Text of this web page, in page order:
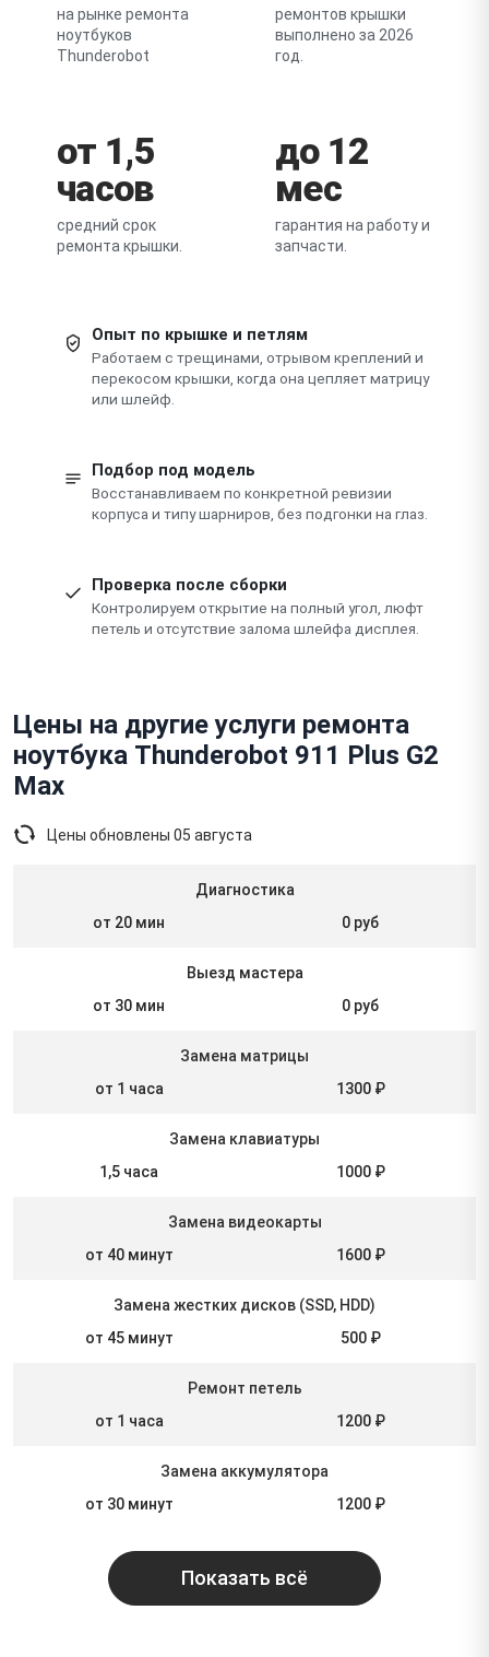
на рынке ремонта
ноутбуков
Thunderobot
ремонтов крышки
выполнено за 2026
год.
от 1,5
часов
средний срок
ремонта крышки.
до 12
мес
гарантия на работу и
запчасти.
Опыт по крышке и петлям
Работаем с трещинами, отрывом креплений и
перекосом крышки, когда она цепляет матрицу
или шлейф.
Подбор под модель
Восстанавливаем по конкретной ревизии
корпуса и типу шарниров, без подгонки на глаз.
Проверка после сборки
Контролируем открытие на полный угол, люфт
петель и отсутствие залома шлейфа дисплея.
Цены на другие услуги ремонта
ноутбука Thunderobot 911 Plus G2
Max
Цены обновлены 05 августа
Диагностика
от 20 мин
0 руб
Выезд мастера
от 30 мин
0 руб
Замена матрицы
от 1 часа
1300 ₽
Замена клавиатуры
1,5 часа
1000 ₽
Замена видеокарты
от 40 минут
1600 ₽
Замена жестких дисков (SSD, HDD)
от 45 минут
500 ₽
Ремонт петель
от 1 часа
1200 ₽
Замена аккумулятора
от 30 минут
1200 ₽
Показать всё